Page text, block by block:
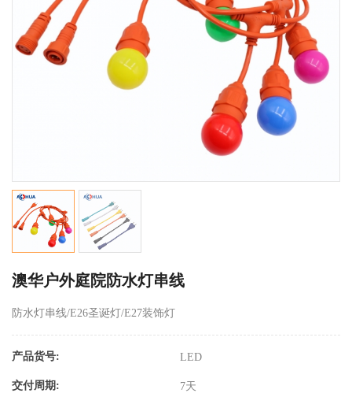
澳华户外庭院防水灯串线
防水灯串线/E26圣诞灯/E27装饰灯
产品货号: LED
交付周期: 7天